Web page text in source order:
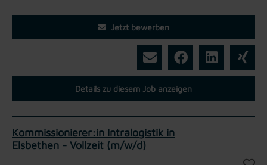
Jetzt bewerben
Details zu diesem Job anzeigen
Kommissionierer:in Intralogistik in
Elsbethen - Vollzeit (m/w/d)